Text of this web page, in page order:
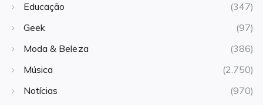
Educação
(347)
Geek
(97)
Moda & Beleza
(386)
Música
(2.750)
Notícias
(970)